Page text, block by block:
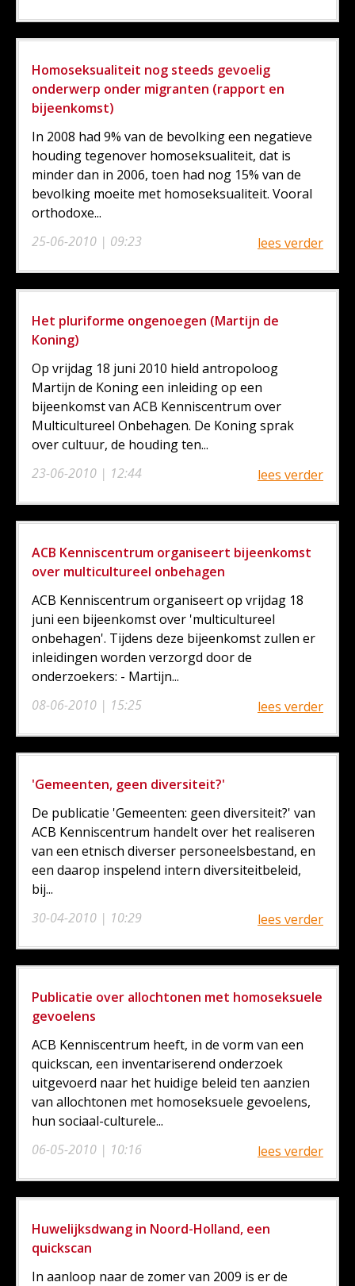
Homoseksualiteit nog steeds gevoelig
onderwerp onder migranten (rapport en
bijeenkomst)
25-06-2010 | 09:23
In 2008 had 9% van de bevolking een negatieve
houding tegenover homoseksualiteit, dat is
minder dan in 2006, toen had nog 15% van de
bevolking moeite met homoseksualiteit. Vooral
orthodoxe...
lees verder
Het pluriforme ongenoegen (Martijn de
Koning)
23-06-2010 | 12:44
Op vrijdag 18 juni 2010 hield antropoloog
Martijn de Koning een inleiding op een
bijeenkomst van ACB Kenniscentrum over
Multicultureel Onbehagen. De Koning sprak
over cultuur, de houding ten...
lees verder
ACB Kenniscentrum organiseert bijeenkomst
over multicultureel onbehagen
08-06-2010 | 15:25
ACB Kenniscentrum organiseert op vrijdag 18
juni een bijeenkomst over 'multicultureel
onbehagen'. Tijdens deze bijeenkomst zullen er
inleidingen worden verzorgd door de
onderzoekers: - Martijn...
lees verder
'Gemeenten, geen diversiteit?'
30-04-2010 | 10:29
De publicatie 'Gemeenten: geen diversiteit?' van
ACB Kenniscentrum handelt over het realiseren
van een etnisch diverser personeelsbestand, en
een daarop inspelend intern diversiteitbeleid,
bij...
lees verder
Publicatie over allochtonen met homoseksuele
gevoelens
06-05-2010 | 10:16
ACB Kenniscentrum heeft, in de vorm van een
quickscan, een inventariserend onderzoek
uitgevoerd naar het huidige beleid ten aanzien
van allochtonen met homoseksuele gevoelens,
hun sociaal-culturele...
lees verder
Huwelijksdwang in Noord-Holland, een
quickscan
In aanloop naar de zomer van 2009 is er de